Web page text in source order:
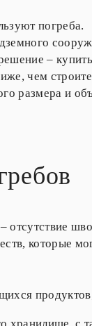
погреба.
–
чем
размера и
отсутствие
которые